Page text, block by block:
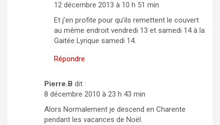
12 décembre 2013 à 10 h 51 min
Et j’en profite pour qu’ils remettent le couvert
au même endroit vendredi 13 et samedi 14 à la
Gaitée Lyrique samedi 14.
Répondre
Pierre.B dit :
8 décembre 2010 à 23 h 43 min
Alors Normalement je descend en Charente
pendant les vacances de Noël.